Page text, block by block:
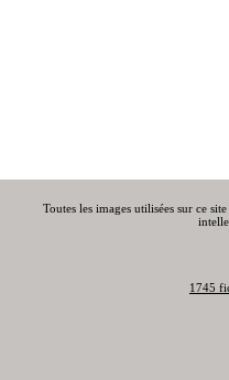
Toutes les images utilisées sur ce
1745